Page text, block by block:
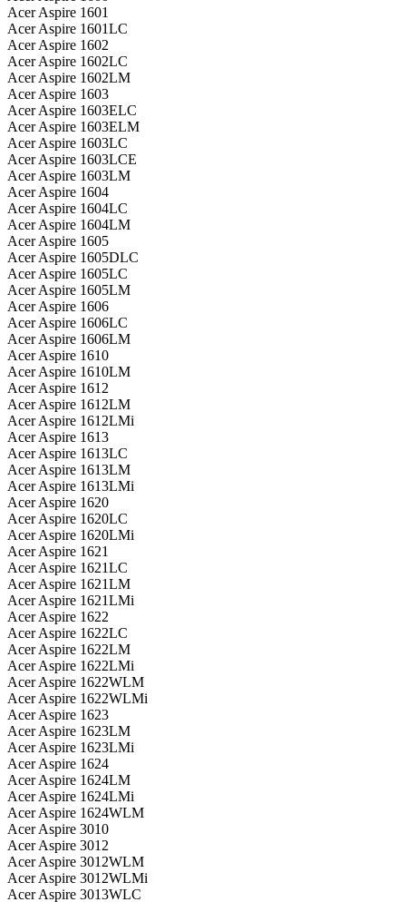
Acer Aspire 1601
Acer Aspire 1601LC
Acer Aspire 1602
Acer Aspire 1602LC
Acer Aspire 1602LM
Acer Aspire 1603
Acer Aspire 1603ELC
Acer Aspire 1603ELM
Acer Aspire 1603LC
Acer Aspire 1603LCE
Acer Aspire 1603LM
Acer Aspire 1604
Acer Aspire 1604LC
Acer Aspire 1604LM
Acer Aspire 1605
Acer Aspire 1605DLC
Acer Aspire 1605LC
Acer Aspire 1605LM
Acer Aspire 1606
Acer Aspire 1606LC
Acer Aspire 1606LM
Acer Aspire 1610
Acer Aspire 1610LM
Acer Aspire 1612
Acer Aspire 1612LM
Acer Aspire 1612LMi
Acer Aspire 1613
Acer Aspire 1613LC
Acer Aspire 1613LM
Acer Aspire 1613LMi
Acer Aspire 1620
Acer Aspire 1620LC
Acer Aspire 1620LMi
Acer Aspire 1621
Acer Aspire 1621LC
Acer Aspire 1621LM
Acer Aspire 1621LMi
Acer Aspire 1622
Acer Aspire 1622LC
Acer Aspire 1622LM
Acer Aspire 1622LMi
Acer Aspire 1622WLM
Acer Aspire 1622WLMi
Acer Aspire 1623
Acer Aspire 1623LM
Acer Aspire 1623LMi
Acer Aspire 1624
Acer Aspire 1624LM
Acer Aspire 1624LMi
Acer Aspire 1624WLM
Acer Aspire 3010
Acer Aspire 3012
Acer Aspire 3012WLM
Acer Aspire 3012WLMi
Acer Aspire 3013WLC